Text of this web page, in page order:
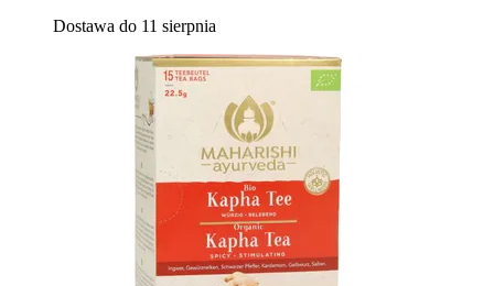
Dostawa do 11 sierpnia